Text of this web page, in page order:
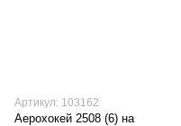
Артикул: 103162
Аерохокей 2508 (6) на